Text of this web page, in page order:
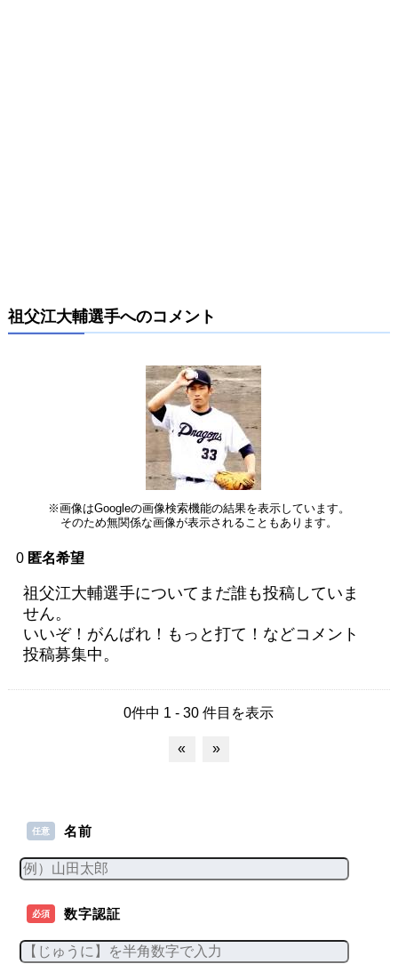
祖父江大輔選手へのコメント
※画像はGoogleの画像検索機能の結果を表示しています。
そのため無関係な画像が表示されることもあります。
0 匿名希望
祖父江大輔選手についてまだ誰も投稿していま
せん。
いいぞ！がんばれ！もっと打て！などコメント
投稿募集中。
0件中 1 - 30 件目を表示
« »
任意 名前
必須 数字認証